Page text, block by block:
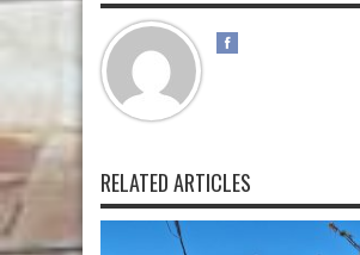
RELATED ARTICLES